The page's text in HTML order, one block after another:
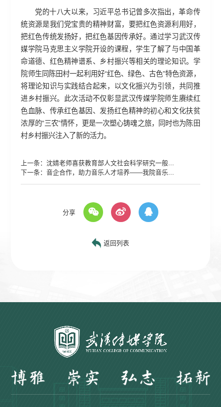
党的十八大以来，习近平总书记曾多次指出，革命传
统资源是我们党宝贵的精神财富，要把红色资源利用好，
把红色传统发扬好，把红色基因传承好。通过学习武汉传
媒学院马克思主义学院开设的课程，学生了解了与中国革
命道德、红色精神谱系、乡村振兴等相关的理论知识。学
院师生同陈田村一起利用好“红色、绿色、古色”特色资源，
将理论知识与实践结合起来，以文化振兴为引领，共同推
进乡村振兴。此次活动不仅彰显武汉传媒学院师生赓续红
色血脉、传承红色基因、发扬红色精神的初心和文化扶贫
浓厚的“三农”情怀，更是一次塑心铸魂之旅，同时也为陈田
村乡村振兴注入了新的活力。
上一条：沈婧老师喜获教育部人文社会科学研究一般...
下一条：音企合作，助力音乐人才培养——我院音乐...
分享
返回列表